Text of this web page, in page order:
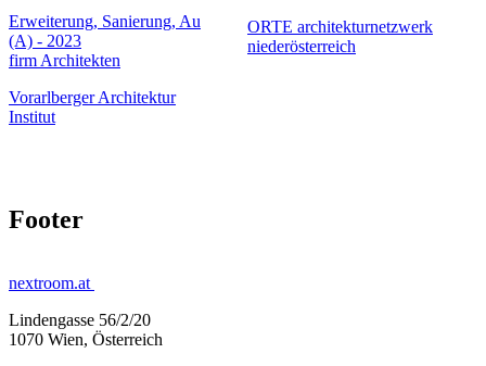
Erweiterung, Sanierung, Au
(A) - 2023
firm Architekten
Vorarlberger Architektur
Institut
ORTE architekturnetzwerk
niederösterreich
Footer
nextroom.at
Lindengasse 56/2/20
1070 Wien, Österreich